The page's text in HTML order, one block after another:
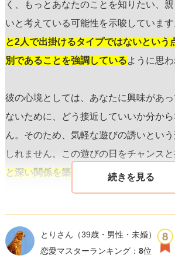
く、もっとあなたのことを知りたい、
いと考えている可能性を示唆しています
と2人で出掛けるタイプではないという
別であることを強調しているように思わ
彼の心境としては、あなたに興味があ
ないために、どう接近していいか分か
ん。そのため、気軽な遊びの誘いとい
しれません。この遊びの日をチャンスと
と深い関係を築くためのきっかけとし
り合うことが重要です。互いの共通点を
しむことで、彼にとってあなたが単なる
とりさん （39歳・男性・未婚）
恋愛マスターランキング： 8位